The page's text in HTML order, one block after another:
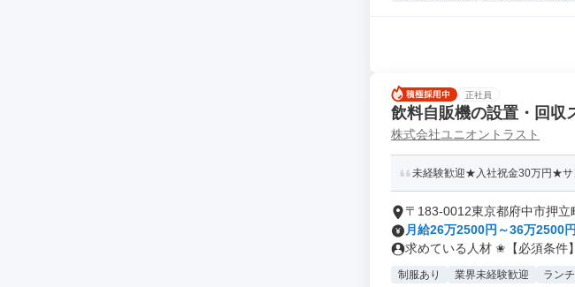
正社員
飲料自販機の設置・回収
株式会社ユニオントラスト
未経験歓迎★入社祝金30万円★
〒183-0012東京都府中市押立
月給26万2500円～36万2500円
求めている人材 ✬【必須条件
制服あり 業界未経験歓迎 ラン